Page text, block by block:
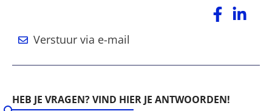
Verstuur via e-mail
HEB JE VRAGEN? VIND HIER JE ANTWOORDEN!